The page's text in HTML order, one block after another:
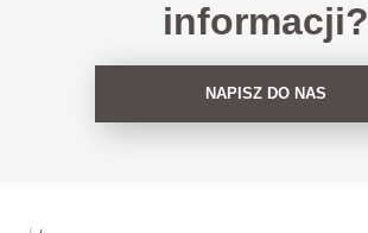
informacji?
NAPISZ DO NAS